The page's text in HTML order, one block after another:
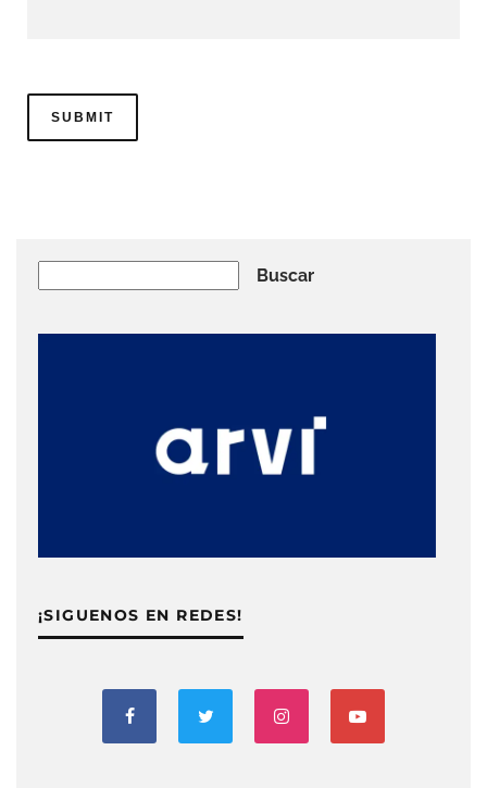
Buscar
¡SIGUENOS EN REDES!